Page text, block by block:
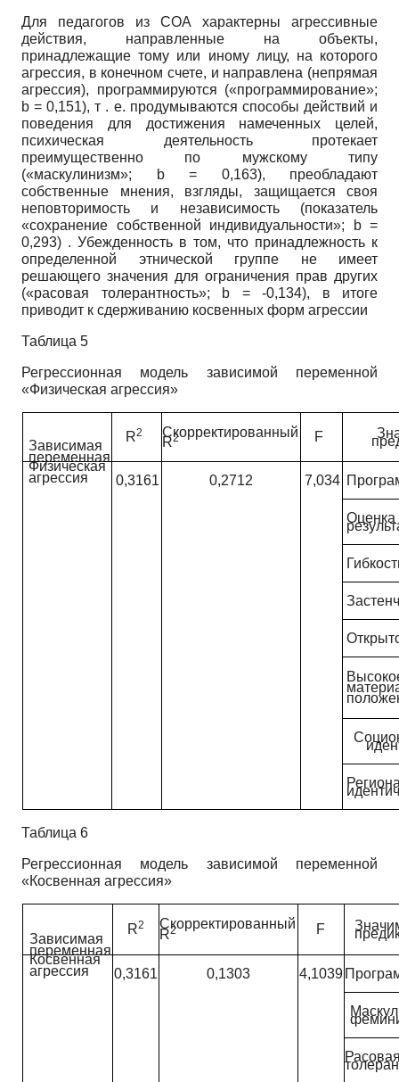
Для педагогов из СОА характерны агрессивные
действия, направленные на объекты,
принадлежащие тому или иному лицу, на которого
агрессия, в конечном счете, и направлена (непрямая
агрессия), программируются («программирование»;
b= 0,151), т . е. продумываются способы действий и
поведения для достижения намеченных целей,
психическая деятельность протекает
преимущественно по мужскому типу
(«маскулинизм»;
b = 0,163), преобладают
собственные мнения, взгляды, защищается своя
неповторимость и независимость (показатель
«сохранение собственной индивидуальности»;
b =
0,293) . Убежденность в том, что принадлежность к
определенной этнической группе не имеет
решающего значения для ограничения прав других
(«расовая толерантность»;
b = -0,134), в итоге
приводит к сдерживанию косвенных форм агрессии
Таблица 5
Регрессионная модель зависимой переменной
«Физическая агрессия»
Зависимая
переменная
R2 Скорректированный
R2 F
Физическая
агрессия 0,3161 0,2712 7,034
Оценка
Таблица 6
Регрессионная модель зависимой переменной
«Косвенная агрессия»
Зависимая
переменная
R2 Скорректированный
R2 F
Косвенная
агрессия 0,3161 0,1303 4,1039